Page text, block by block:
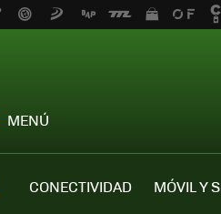
MENÚ
CONECTIVIDAD MÓVIL Y